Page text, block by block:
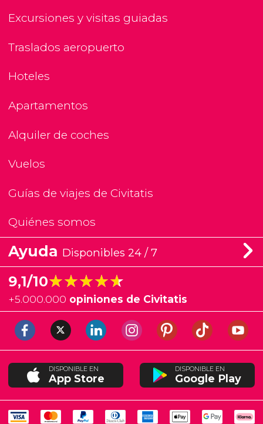
Excursiones y visitas guiadas
Traslados aeropuerto
Hoteles
Apartamentos
Alquiler de coches
Vuelos
Guías de viajes de Civitatis
Quiénes somos
Ayuda Disponibles 24 / 7
9,1/10★★★★★
★★★★★
+5.000.000 opiniones de Civitatis
DISPONIBLE EN
App Store
DISPONIBLE EN
Google Play